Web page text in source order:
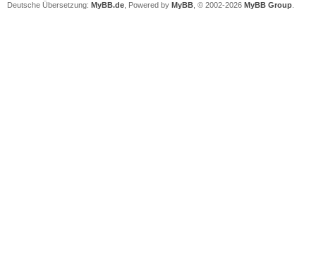
Deutsche Übersetzung: MyBB.de , Powered by MyBB , © 2002-2026 MyBB Group